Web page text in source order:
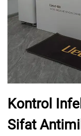
Kontrol
Sifat